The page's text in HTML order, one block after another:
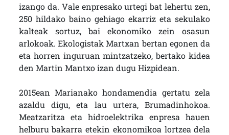
izango da. Vale enpresako urtegi bat lehertu zen,
250 hildako baino gehiago ekarriz eta sekulako
kalteak sortuz, bai ekonomiko zein osasun
arlokoak. Ekologistak Martxan bertan egonen da
eta horren inguruan mintzatzeko, bertako kidea
den Martin Mantxo izan dugu Hizpidean.
2015ean Marianako hondamendia gertatu zela
azaldu digu, eta lau urtera, Brumadinhokoa.
Meatzaritza eta hidroelektrika enpresa hauen
helburu bakarra etekin ekonomikoa lortzea dela